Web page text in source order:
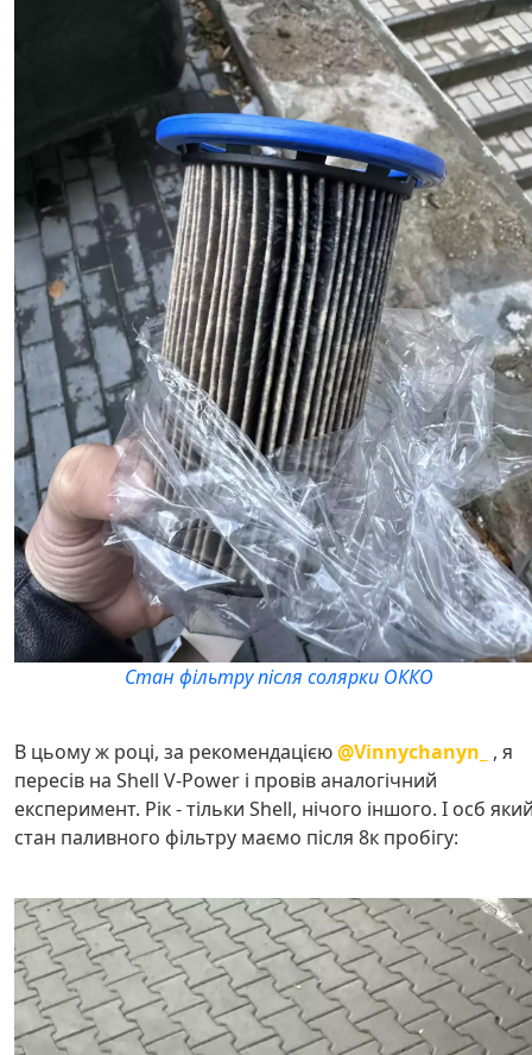
Стан фільтру після солярки ОККО
В цьому ж році, за рекомендацією@Vinnychanyn_ , я
пересів на Shell V-Power і провів аналогічний
експеримент. Рік - тільки Shell, нічого іншого. І осб
стан паливного фільтру маємо після 8к пробігу: